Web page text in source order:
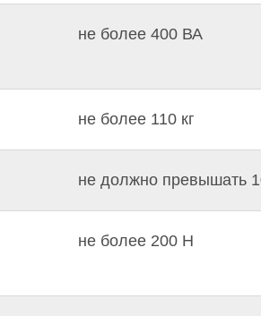
не более 400 ВА
не более 110 кг
не должно превышать
не более 200 Н